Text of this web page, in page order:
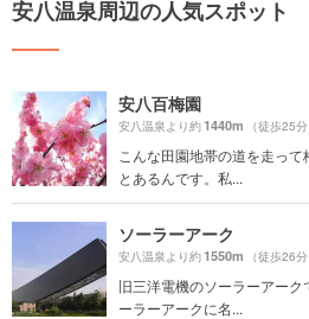
安八温泉周辺の人気スポット
安八百梅園
安八温泉より約1440m （徒歩25分
こんな田園地帯の道を走っ
とあるんです。私...
ソーラーアーク
安八温泉より約1550m （徒歩26分
旧三洋電機のソーラーアー
ーラーアークに名...